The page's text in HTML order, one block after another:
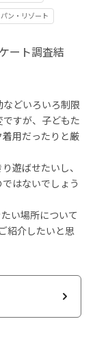
ン・リゾート
どいろいろ制限
すが、子どもた
用だったりと厳
遊ばせたいし、
はないでしょう
い場所について
紹介したいと思